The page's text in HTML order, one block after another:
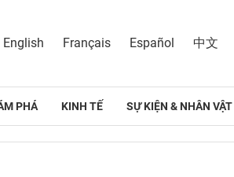
English Français Español 中文
PHÁ KINH TẾ SỰ KIỆN & NHÂN VẬT